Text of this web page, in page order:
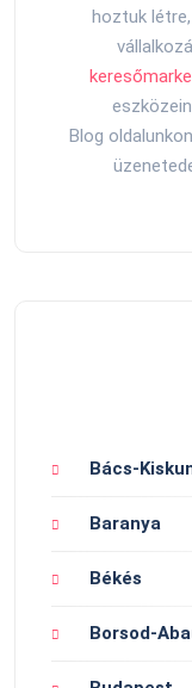
hoztuk
Blog
Bács-
Baranya
Békés
Borsod-